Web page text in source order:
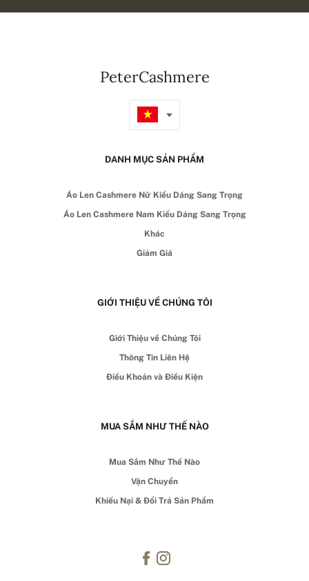
PeterCashmere
DANH MỤC SẢN PHẨM
Áo Len Cashmere Nữ Kiểu Dáng Sang Trọng
Áo Len Cashmere Nam Kiểu Dáng Sang Trọng
Khác
Giảm Giá
GIỚI THIỆU VỀ CHÚNG TÔI
Giới Thiệu về Chúng Tôi
Thông Tin Liên Hệ
Điều Khoản và Điều Kiện
MUA SẮM NHƯ THẾ NÀO
Mua Sắm Như Thế Nào
Vận Chuyển
Khiếu Nại & Đổi Trả Sản Phẩm